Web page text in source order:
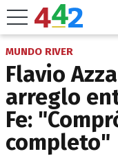
MUNDO RIVER
Flavio
arreglo
Fe:
completo"